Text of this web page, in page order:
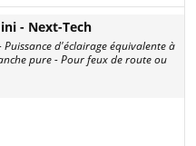
- Next-Tech
d'éclairage équivalente à
pure - Pour feux de route ou